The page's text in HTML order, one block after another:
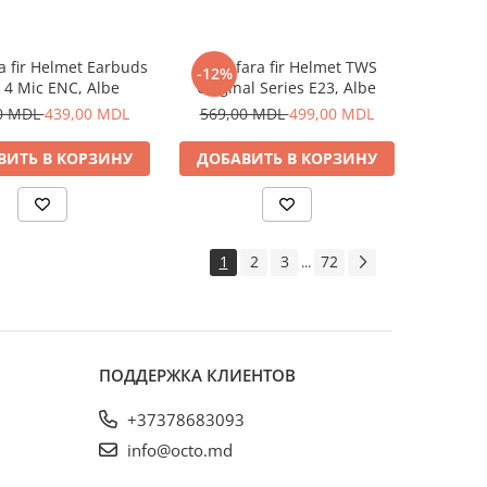
fir Helmet Earbuds
4 Mic ENC, Albe
MDL439,00 MDL
В КОРЗИНУ
-12%
Casti fara fir Helmet TWS
Original Series E23, Albe
569,00 MDL499,00 MDL
ДОБАВИТЬ В КОРЗИНУ
1 2 3 ... 72
ПОДДЕРЖКА КЛИЕНТОВ
+37378683093
info@octo.md